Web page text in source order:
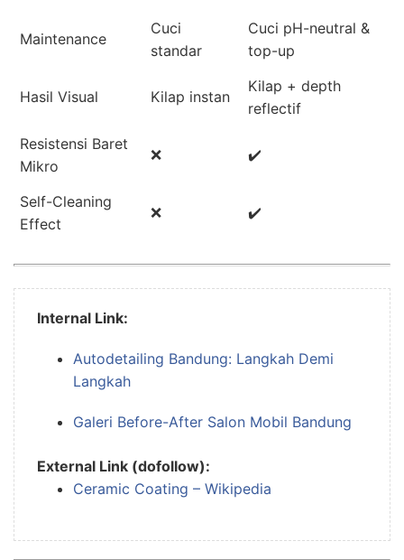
Maintenance
Cuci
standar
Cuci pH-neutral &
top-up
Hasil Visual Kilap instan
Kilap + depth
reflectif
Resistensi Baret
Mikro
❌ ✔️
Self-Cleaning
Effect
❌ ✔️
Internal Link:
Autodetailing Bandung: Langkah Demi
Langkah
Galeri Before-After Salon Mobil Bandung
External Link (dofollow):
Ceramic Coating – Wikipedia